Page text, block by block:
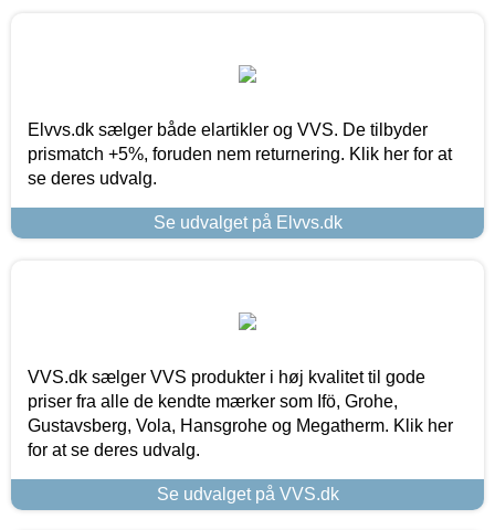
Elvvs.dk sælger både elartikler og VVS. De tilbyder
prismatch +5%, foruden nem returnering. Klik her for at
se deres udvalg.
Se udvalget på Elvvs.dk
VVS.dk sælger VVS produkter i høj kvalitet til gode
priser fra alle de kendte mærker som Ifö, Grohe,
Gustavsberg, Vola, Hansgrohe og Megatherm. Klik her
for at se deres udvalg.
Se udvalget på VVS.dk